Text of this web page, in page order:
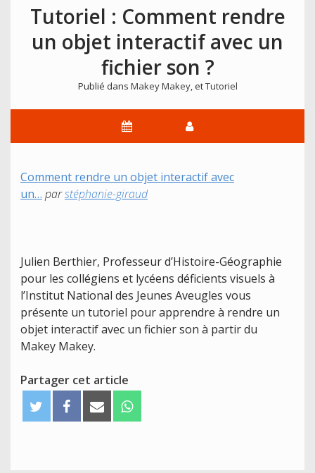
RESSOURCES
CONTACT
Tutoriel : Comment rendre
un objet interactif avec un
fichier son ?
Publié dans Makey Makey, etTutoriel
Comment rendre un objet interactif avec
un… parstéphanie-giraud
Julien Berthier, Professeur d’Histoire-Géographie
pour les collégiens et lycéens déficients visuels à
l’Institut National des Jeunes Aveugles vous
présente un tutoriel pour apprendre à rendre un
objet interactif avec un fichier son à partir du
Makey Makey.
Partager cet article
w
a
m
h